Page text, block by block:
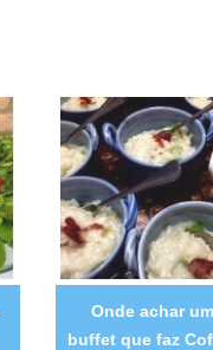
Onde achar um
buffet que faz